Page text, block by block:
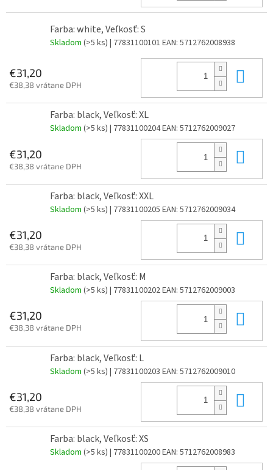
Farba: white, Veľkosť: S
Skladom (>5 ks) | 77831100101 EAN: 5712762008938
€31,20
€38,38 vrátane DPH
Farba: black, Veľkosť: XL
Skladom (>5 ks) | 77831100204EAN: 5712762009027
€31,20
€38,38 vrátane DPH
Farba: black, Veľkosť: XXL
Skladom (>5 ks) | 77831100205 EAN: 5712762009034
€31,20
€38,38 vrátane DPH
Farba: black, Veľkosť: M
Skladom (>5 ks) | 77831100202EAN: 5712762009003
€31,20
€38,38 vrátane DPH
Farba: black, Veľkosť: L
Skladom (>5 ks) | 77831100203 EAN: 5712762009010
€31,20
€38,38 vrátane DPH
Farba: black, Veľkosť: XS
Skladom (>5 ks) | 77831100200EAN: 5712762008983